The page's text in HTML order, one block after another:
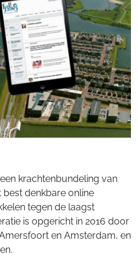
krachtenbundeling van
denkbare online
tegen de laagst
is opgericht in 2016 door
en Amsterdam, en